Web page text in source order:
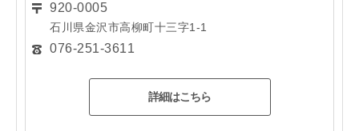
920-0005
石川県金沢市高柳町十三字1-1
076-251-3611
詳細はこちら